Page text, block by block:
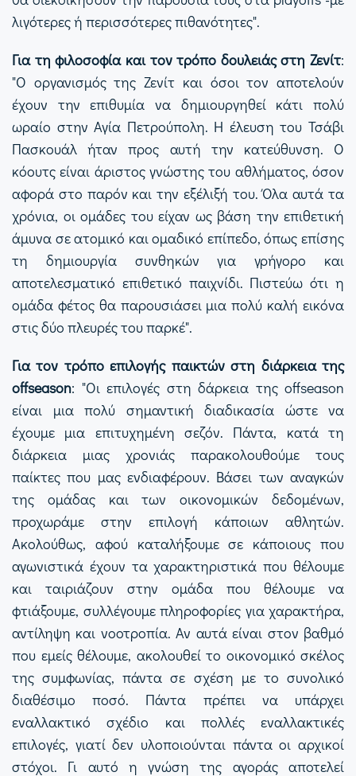
λιγότερες ή περισσότερες πιθανότητες".
Για τη φιλοσοφία και τον τρόπο δουλειάς στη Ζενίτ:
"Ο οργανισμός της Ζενίτ και όσοι τον αποτελούν
έχουν την επιθυμία να δημιουργηθεί κάτι πολύ
ωραίο στην Αγία Πετρούπολη. Η έλευση του Τσάβι
Πασκουάλ ήταν προς αυτή την κατεύθυνση. Ο
κόουτς είναι άριστος γνώστης του αθλήματος, όσον
αφορά στο παρόν και την εξέλιξή του. Όλα αυτά τα
χρόνια, οι ομάδες του είχαν ως βάση την επιθετική
άμυνα σε ατομικό και ομαδικό επίπεδο, όπως επίσης
τη δημιουργία συνθηκών για γρήγορο και
αποτελεσματικό επιθετικό παιχνίδι. Πιστεύω ότι η
ομάδα φέτος θα παρουσιάσει μια πολύ καλή εικόνα
στις δύο πλευρές του παρκέ".
Για τον τρόπο επιλογής παικτών στη διάρκεια της
offseason: "Οι επιλογές στη δάρκεια της offseason
είναι μια πολύ σημαντική διαδικασία ώστε να
έχουμε μια επιτυχημένη σεζόν. Πάντα, κατά τη
διάρκεια μιας χρονιάς παρακολουθούμε τους
παίκτες που μας ενδιαφέρουν. Βάσει των αναγκών
της ομάδας και των οικονομικών δεδομένων,
προχωράμε στην επιλογή κάποιων αθλητών.
Ακολούθως, αφού καταλήξουμε σε κάποιους που
αγωνιστικά έχουν τα χαρακτηριστικά που θέλουμε
και ταιριάζουν στην ομάδα που θέλουμε να
φτιάξουμε, συλλέγουμε πληροφορίες για χαρακτήρα,
αντίληψη και νοοτροπία. Αν αυτά είναι στον βαθμό
που εμείς θέλουμε, ακολουθεί το οικονομικό σκέλος
της συμφωνίας, πάντα σε σχέση με το συνολικό
διαθέσιμο ποσό. Πάντα πρέπει να υπάρχει
εναλλακτικό σχέδιο και πολλές εναλλακτικές
επιλογές, γιατί δεν υλοποιούνται πάντα οι αρχικοί
στόχοι. Γι αυτό η γνώση της αγοράς αποτελεί